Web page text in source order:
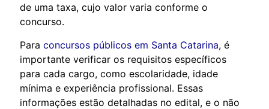
de uma taxa, cujo valor varia conforme o
concurso.
Para concursos públicos em Santa Catarina, é
importante verificar os requisitos específicos
para cada cargo, como escolaridade, idade
mínima e experiência profissional. Essas
informações estão detalhadas no edital, e o não